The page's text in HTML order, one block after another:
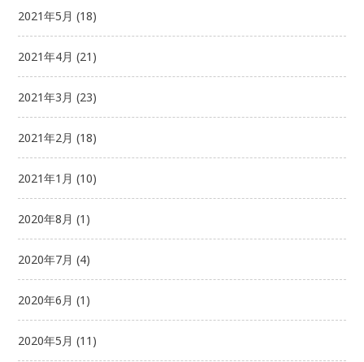
2021年5月 (18)
2021年4月 (21)
2021年3月 (23)
2021年2月 (18)
2021年1月 (10)
2020年8月 (1)
2020年7月 (4)
2020年6月 (1)
2020年5月 (11)